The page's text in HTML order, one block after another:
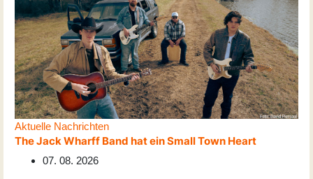
Aktuelle Nachrichten
The Jack Wharff Band hat ein Small Town Heart
07. 08. 2026